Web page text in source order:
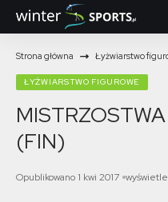
Strona główna Łyżwiarstwo
ŁYŻWIARSTWO FIGUROWE
(FIN)
Opublikowano 1 kwi 2017